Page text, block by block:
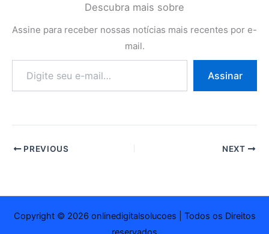
Descubra mais sobre
Assine para receber nossas notícias mais recentes por e-
mail.
e-
Assinar
PREVIOUS NEXT
Copyright © 2026 onlinedigitalsolucoes | Todos os Direitos